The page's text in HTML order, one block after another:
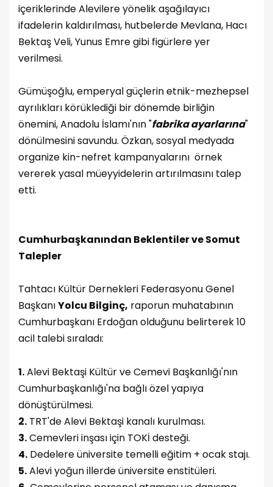
içeriklerinde Alevilere yönelik aşağılayıcı
ifadelerin kaldırılması, hutbelerde Mevlana, Hacı
Bektaş Veli, Yunus Emre gibi figürlere yer
verilmesi.
Gümüşoğlu, emperyal güçlerin etnik-mezhepsel
ayrılıkları körüklediği bir dönemde birliğin
önemini, Anadolu İslamı'nın "fabrika ayarlarına"
dönülmesini savundu. Özkan, sosyal medyada
organize kin-nefret kampanyalarını örnek
vererek yasal müeyyidelerin artırılmasını talep
etti.
Cumhurbaşkanından Beklentiler ve Somut
Talepler
Tahtacı Kültür Dernekleri Federasyonu Genel
BaşkanıYolcu Bilginç, raporun muhatabının
Cumhurbaşkanı Erdoğan olduğunu belirterek 10
acil talebi sıraladı:
1.Alevi Bektaşi Kültür ve Cemevi Başkanlığı'nın
Cumhurbaşkanlığı'na bağlı özel yapıya
dönüştürülmesi.
2. TRT'de Alevi Bektaşi kanalı kurulması.
3.Cemevleri inşası için TOKİ desteği.
4. Dedelere üniversite temelli eğitim + ocak stajı.
5.Alevi yoğun illerde üniversite enstitüleri.